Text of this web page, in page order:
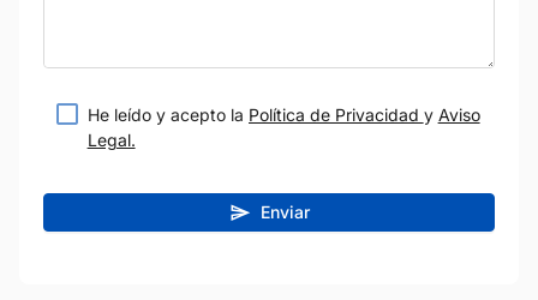
He leído y acepto la Política de Privacidad y Aviso
Legal.
Enviar